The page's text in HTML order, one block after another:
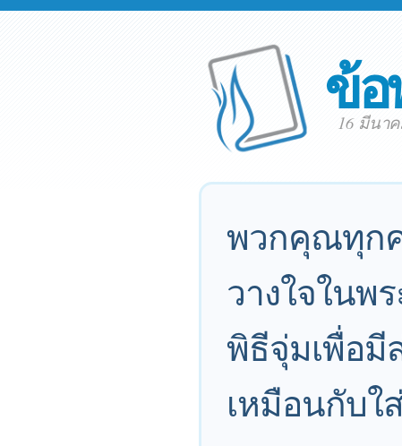
ข้
16 มีนาค
พวกคุณทุกค
วางใจในพ
พิธีจุ่มเพื่อมี
เหมือนกับใ